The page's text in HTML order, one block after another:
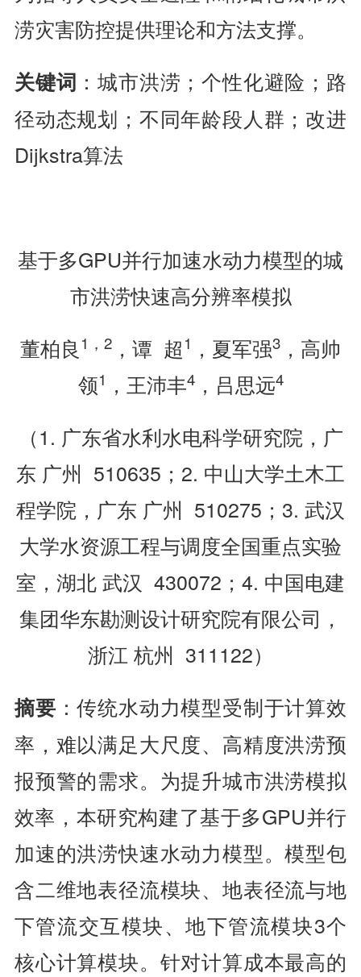
涝灾害防控提供理论和方法支撑。
关键词 ：城市洪涝；个性化避险；路
径动态规划；不同年龄段人群；改进
Dijkstra算法
基于多GPU并行加速水动力模型的城
市洪涝快速高分辨率模拟
董柏良 1 ， 2 ，谭 超1 ，夏军强3 ，高帅
领1 ，王沛丰4，吕思远4
（1. 广东省水利水电科学研究院，广
东 广州 510635；2. 中山大学土木工
程学院，广东 广州 510275；3. 武汉
大学水资源工程与调度全国重点实验
室，湖北 武汉 430072；4. 中国电建
集团华东勘测设计研究院有限公司，
浙江 杭州 311122）
摘要 ：传统水动力模型受制于计算效
率，难以满足大尺度、高精度洪涝预
报预警的需求。为提升城市洪涝模拟
效率，本研究构建了基于多GPU并行
加速的洪涝快速水动力模型。模型包
含二维地表径流模块、地表径流与地
下管流交互模块、地下管流模块3个
核心计算模块。针对计算成本最高的